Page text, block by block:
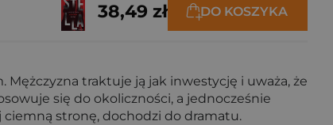
38,49 zł DO KOSZYKA
Mężczyzna traktuje ją jak inwestycję i uważa, że
się do okoliczności, a jednocześnie
ciemną stronę, dochodzi do dramatu.